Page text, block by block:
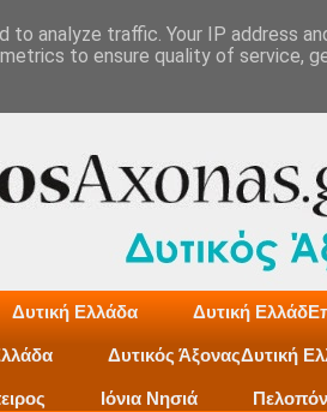
Δυτική Ελλάδα Δυτική
Δυτικός ΆξοναςΔυτική
Ιόνια Νησιά
analyze traffic. Your IP address
to ensure quality of service,